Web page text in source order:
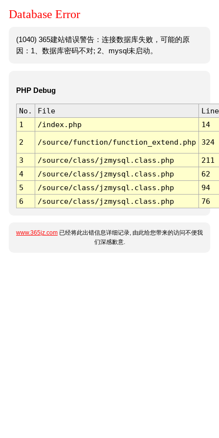
Database Error
(1040) 365建站错误警告：连接数据库失败，可能的原
因：1、数据库密码不对; 2、mysql未启动。
PHP Debug
No. File
Line
1
/index.php 14
2 /source/function/function_extend.php 324
3 /source/class/jzmysql.class.php
211
4
/source/class/jzmysql.class.php
62
5
/source/class/jzmysql.class.php
94
6
/source/class/jzmysql.class.php 76
www.365jz.com 已经将此出错信息详细记录, 由此给您带来的访问不便我
们深感歉意.